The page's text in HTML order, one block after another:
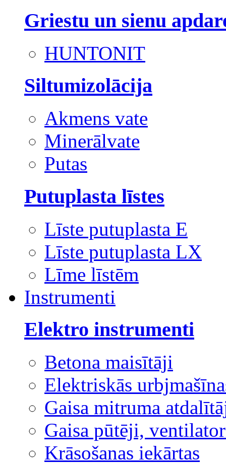
Griestu un sienu
HUNTONIT
Siltumizolācija
Akmens vate
Minerālvate
Putas
Putuplasta līstes
Līste putuplasta E
Līste putuplasta LX
Līme līstēm
Instrumenti
Elektro instrumenti
Betona maisītāji
Elektriskās
Gaisa mitruma
Gaisa pūtēji,
Krāsošanas iekārtas